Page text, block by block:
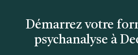
Démarrez votre
psychanalyse à